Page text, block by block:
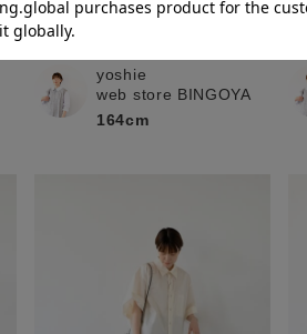
yoshie
web store BINGOYA
164cm